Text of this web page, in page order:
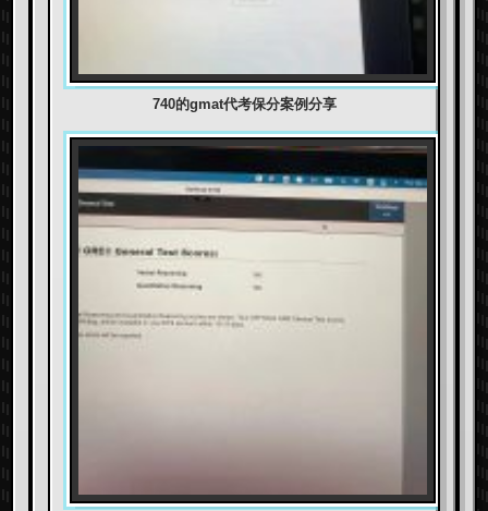
740的gmat代考保分案例分享